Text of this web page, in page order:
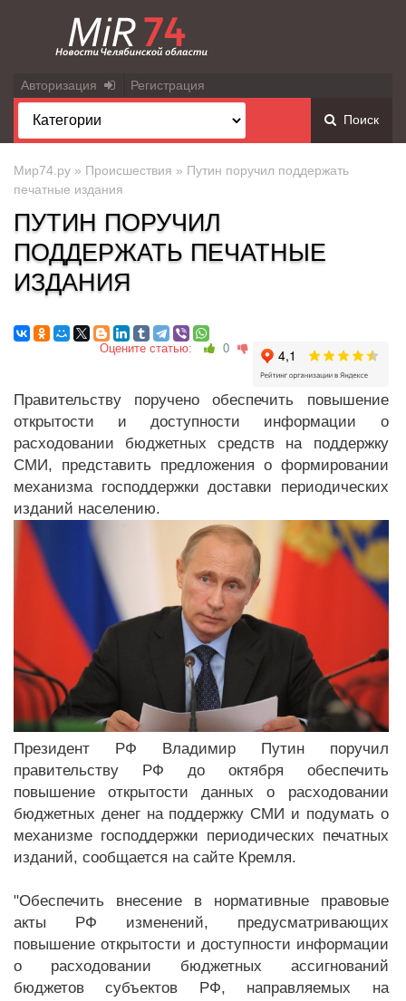
Авторизация Регистрация
Поиск
Мир74.ру » Происшествия » Путин поручил поддержать
печатные издания
ПУТИН ПОРУЧИЛ
ПОДДЕРЖАТЬ ПЕЧАТНЫЕ
ИЗДАНИЯ
Оцените статью: 0
Правительству поручено обеспечить повышение
открытости и доступности информации о
расходовании бюджетных средств на поддержку
СМИ, представить предложения о формировании
механизма господдержки доставки периодических
изданий населению.
Президент РФ Владимир Путин поручил
правительству РФ до октября обеспечить
повышение открытости данных о расходовании
бюджетных денег на поддержку СМИ и подумать о
механизме господдержки периодических печатных
изданий, сообщается на сайте Кремля.
"Обеспечить внесение в нормативные правовые
акты РФ изменений, предусматривающих
повышение открытости и доступности информации
о расходовании бюджетных ассигнований
бюджетов субъектов РФ, направляемых на